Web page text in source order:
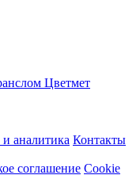
Цветмет
аналитика Контакты
соглашение Cookie